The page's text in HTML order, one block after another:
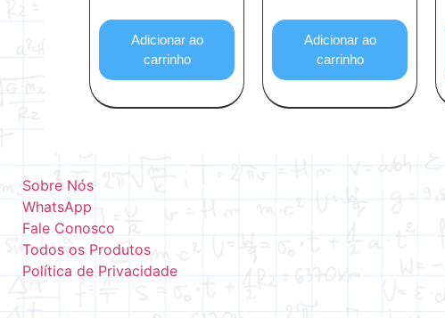
Adicionar ao
carrinho
Adicionar ao
carrinho
Sobre Nós
WhatsApp
Fale Conosco
Todos os Produtos
Política de Privacidade